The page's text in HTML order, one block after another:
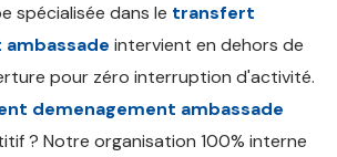
spécialisée dans le transfert
intervient en dehors de
pour zéro interruption d'activité.
demenagement ambassade
? Notre organisation 100% interne